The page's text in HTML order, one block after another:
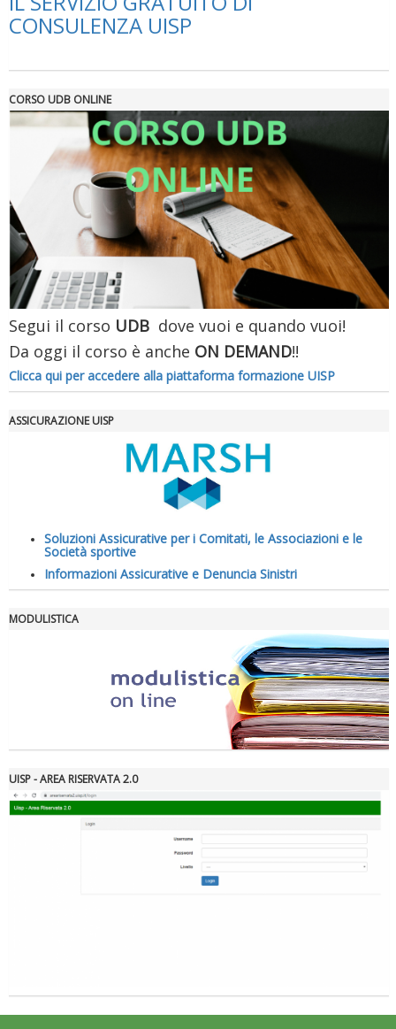
Ddl Lobby, Uisp: “Il Parlamento valorizzi le nostre specificità"
La formazione Uisp rallenta ma prosegue anche in estate
Tiziano Pesce nel Cda di Fondazione Terzjus: prima riunione a
CONSULENZA UISP
CORSO UDB ONLINE
Segui il corso UDB dove vuoi e quando vuoi!
Da oggi il corso è anche ON DEMAND!!
Clicca qui per accedere alla piattaforma formazione UISP
ASSICURAZIONE UISP
Soluzioni Assicurative per i Comitati, le Associazioni e le
Società sportive
Informazioni Assicurative e Denuncia Sinistri
MODULISTICA
UISP - AREA RISERVATA 2.0